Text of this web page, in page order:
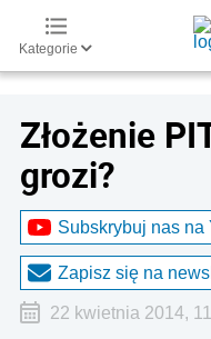
Kategorie
Złożenie
grozi?
Subskrybuj nas na
Zapisz się na
22 kwietnia 2014,